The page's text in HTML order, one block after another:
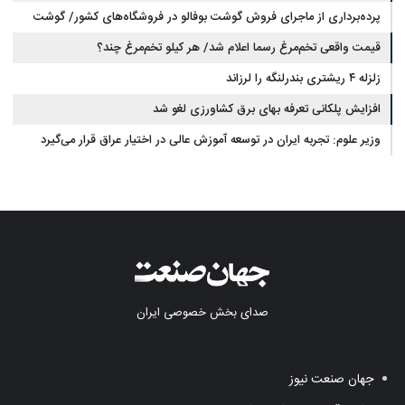
پرده‌برداری از ماجرای فروش گوشت بوفالو در فروشگاه‌های کشور/ گوشت
بوفالو از کجا وارد می‌شود؟/ هر کیلو بوفالو با چه قیمتی به فروش می‌رود؟
قیمت واقعی تخم‌مرغ رسما اعلام شد/ هر کیلو تخم‌مرغ چند؟
زلزله ۴ ریشتری بندرلنگه را لرزاند
افزایش پلکانی تعرفه بهای برق کشاورزی لغو شد
وزیر علوم: تجربه ایران در توسعه آموزش عالی در اختیار عراق قرار می‌گیرد
صدای بخش خصوصی ایران
جهان صنعت نیوز